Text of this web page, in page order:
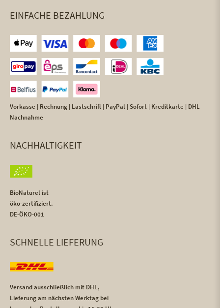
EINFACHE BEZAHLUNG
Vorkasse | Rechnung | Lastschrift | PayPal | Sofort | Kreditkarte | DHL
Nachnahme
NACHHALTIGKEIT
BioNaturel ist
öko-zertifiziert.
DE-ÖKO-001
SCHNELLE LIEFERUNG
Versand ausschließlich mit DHL,
Lieferung am nächsten Werktag bei